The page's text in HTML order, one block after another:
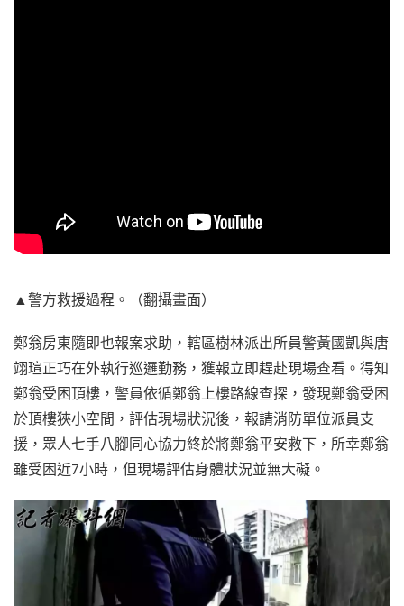
▲警方救援過程。（翻攝畫面）
鄭翁房東隨即也報案求助，轄區樹林派出所員警黃國凱與唐
翊瑄正巧在外執行巡邏勤務，獲報立即趕赴現場查看。得知
鄭翁受困頂樓，警員依循鄭翁上樓路線查探，發現鄭翁受困
於頂樓狹小空間，評估現場狀況後，報請消防單位派員支
援，眾人七手八腳同心協力終於將鄭翁平安救下，所幸鄭翁
雖受困近7小時，但現場評估身體狀況並無大礙。